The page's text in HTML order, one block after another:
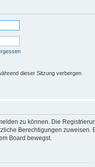
dieser Sitzung verbergen
zu können. Die
Berechtigungen
Board bewegst.